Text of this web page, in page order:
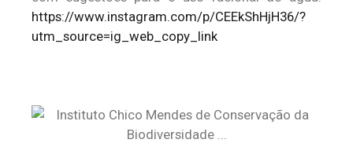
https://www.instagram.com/p/CEEkShHjH36/?
utm_source=ig_web_copy_link